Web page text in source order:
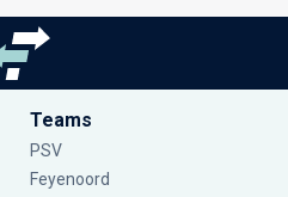
Teams
PSV
Feyenoord